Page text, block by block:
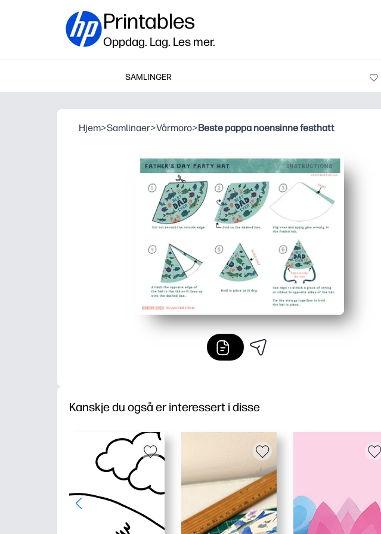
Printables
Oppdag. Lag. Les mer.
SAMLINGER
Hjem>Samlinaer>Vårmoro>Beste pappa noensinne festhatt
Kanskje du også er interessert i disse